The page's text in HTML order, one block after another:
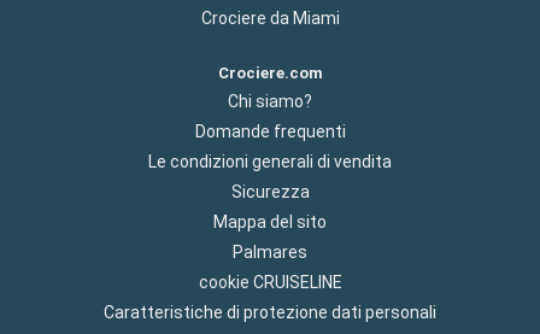
Crociere da Miami
Crociere.com
Chi siamo?
Domande frequenti
Le condizioni generali di vendita
Sicurezza
Mappa del sito
Palmares
cookie CRUISELINE
Caratteristiche di protezione dati personali